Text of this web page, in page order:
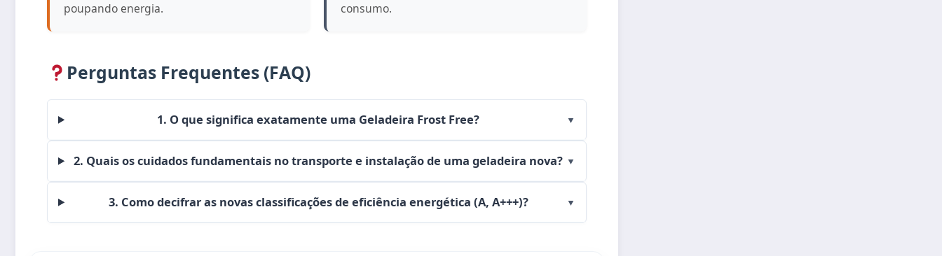
poupando energia.
consumo.
Perguntas Frequentes (FAQ)
1. O que significa exatamente uma Geladeira Frost Free? ▼
2. Quais os cuidados fundamentais no transporte e instalação de uma geladeira nova? ▼
3. Como decifrar as novas classificações de eficiência energética (A, A+++)? ▼